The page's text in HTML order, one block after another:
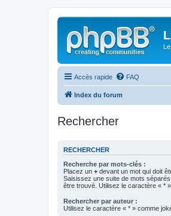
Accès rapide FAQ
Index du forum
Rechercher
RECHERCHER
Recherche par mots-clés :
Placez un + devant un mot qui doit
Saisissez une suite de mots
être trouvé. Utilisez le caractère « *
Rechercher par auteur :
Utilisez le caractère « * » comme